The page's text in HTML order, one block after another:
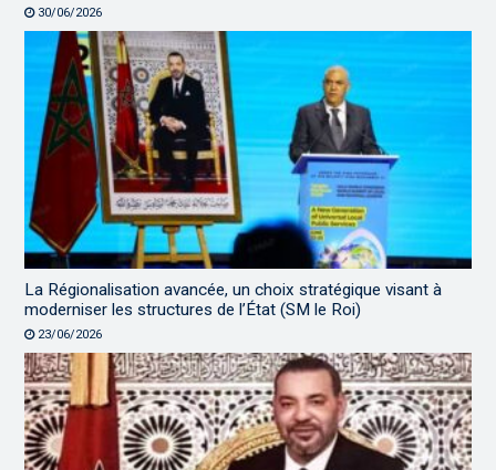
30/06/2026
La Régionalisation avancée, un choix stratégique visant à
moderniser les structures de l’État (SM le Roi)
23/06/2026